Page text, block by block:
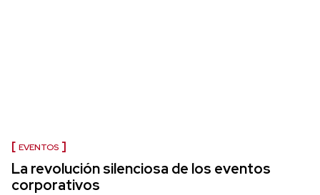
EVENTOS
La revolución silenciosa de los eventos
corporativos